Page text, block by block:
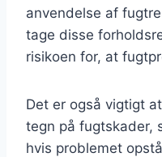
anvendelse af
tage disse
risikoen for, at
Det er også vigtigt
tegn på fugtskader,
hvis problemet